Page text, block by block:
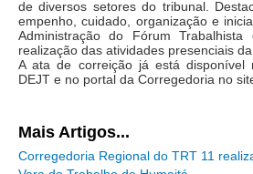
Sustentabilidade
Acessibilidade
LGPD
Legislação
de diversos setores do tribunal.
empenho, cuidado, organização e
Administração do Fórum
realização das atividades presenciais
A ata de correição já está disponível
DEJT e no portal da Corregedoria no
Mais Artigos...
Corregedoria Regional do TRT 11